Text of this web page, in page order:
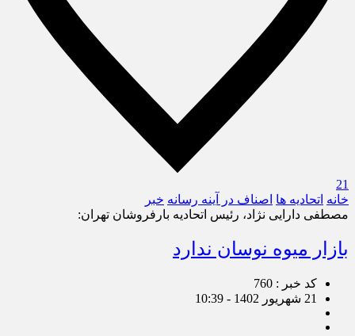
21
خانه اتحادیه ها اصناف در آینه رسانه خبر
بازار میوه نوسان ندارد
کد خبر : 760